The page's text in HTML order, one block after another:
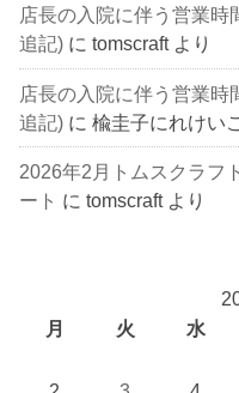
店長の入院に伴う営業時
追記) にtomscraftより
店長の入院に伴う営業時
追記) に楡圭子にれけいこ
2026年2月トムスクラフ
ート にtomscraftより
月
火 水